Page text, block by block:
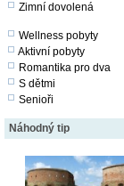
Zimní dovolená
Wellness pobyty
Aktivní pobyty
Romantika pro dva
S dětmi
Senioři
Náhodný tip